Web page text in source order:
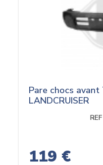
Pare chocs avant
LANDCRUISER
119 €